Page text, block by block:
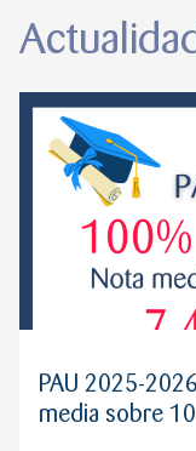
PAU 2025-
media sobre 10